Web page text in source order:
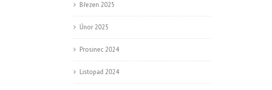
Březen 2025
Únor 2025
Prosinec 2024
Listopad 2024